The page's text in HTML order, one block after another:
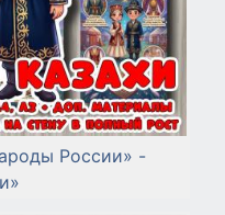
России» -